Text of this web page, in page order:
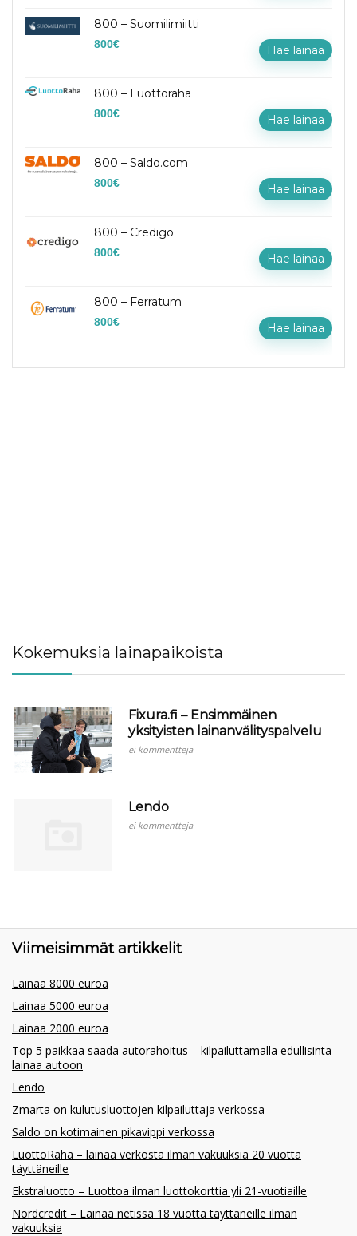
800 – Suomilimiitti
800€ Hae lainaa
800 – Luottoraha
800€ Hae lainaa
800 – Saldo.com
800€ Hae lainaa
800 – Credigo
800€ Hae lainaa
800 – Ferratum
800€ Hae lainaa
Kokemuksia lainapaikoista
Fixura.fi – Ensimmäinen
yksityisten lainanvälityspalvelu
ei kommentteja
Lendo
ei kommentteja
Viimeisimmät artikkelit
Lainaa 8000 euroa
Lainaa 5000 euroa
Lainaa 2000 euroa
Top 5 paikkaa saada autorahoitus – kilpailuttamalla edullisinta
lainaa autoon
Lendo
Zmarta on kulutusluottojen kilpailuttaja verkossa
Saldo on kotimainen pikavippi verkossa
LuottoRaha – lainaa verkosta ilman vakuuksia 20 vuotta
täyttäneille
Ekstraluotto – Luottoa ilman luottokorttia yli 21-vuotiaille
Nordcredit – Lainaa netissä 18 vuotta täyttäneille ilman
vakuuksia